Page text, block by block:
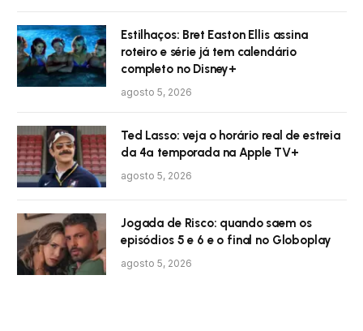
Estilhaços: Bret Easton Ellis assina
roteiro e série já tem calendário
completo no Disney+
agosto 5, 2026
Ted Lasso: veja o horário real de estreia
da 4ª temporada na Apple TV+
agosto 5, 2026
Jogada de Risco: quando saem os
episódios 5 e 6 e o final no Globoplay
agosto 5, 2026